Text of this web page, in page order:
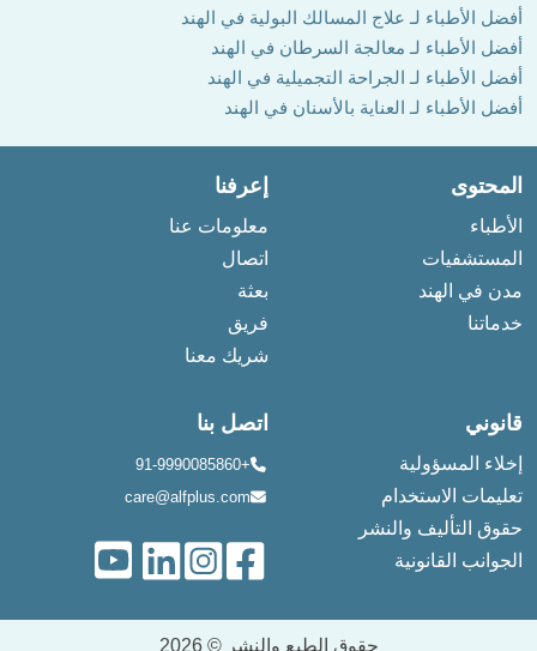
أفضل الأطباء لـ علاج المسالك البولية في الهند
أفضل الأطباء لـ معالجة السرطان في الهند
أفضل الأطباء لـ الجراحة التجميلية في الهند
أفضل الأطباء لـ العناية بالأسنان في الهند
المحتوى
الأطباء
المستشفيات
مدن في الهند
خدماتنا
إعرفنا
معلومات عنا
اتصال
بعثة
فريق
شريك معنا
قانوني
إخلاء المسؤولية
تعليمات الاستخدام
حقوق التأليف والنشر
الجوانب القانونية
اتصل بنا
+91-9990085860
care@alfplus.com
حقوق الطبع والنشر © 2026